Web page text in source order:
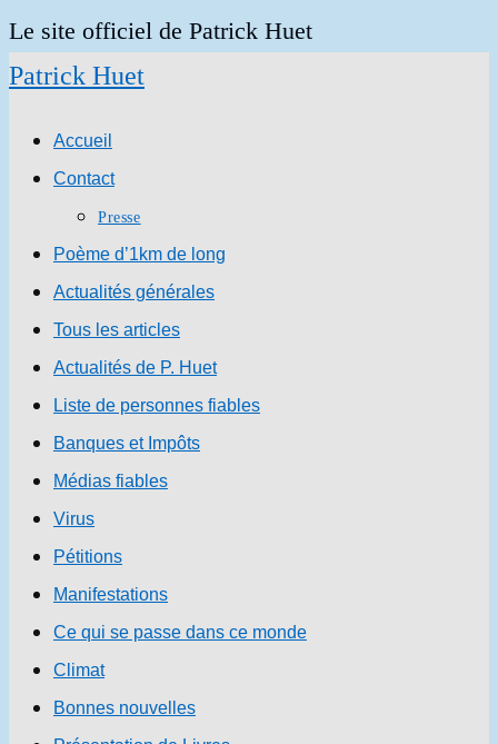
Skip
to
Le site officiel de Patrick Huet
Patrick Huet
Accueil
Contact
Presse
Poème d’1km de long
Actualités générales
Tous les articles
Actualités de P. Huet
Liste de personnes fiables
Banques et Impôts
Médias fiables
Virus
Pétitions
Manifestations
Ce qui se passe dans ce monde
Climat
Bonnes nouvelles